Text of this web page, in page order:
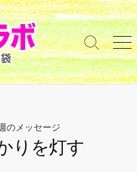
検
索
切
り
メ
ニ
ュ
ー
のメッセージ
りを灯す